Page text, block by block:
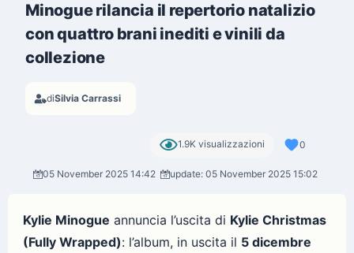
Minogue rilancia il repertorio natalizio
con quattro brani inediti e vinili da
collezione
diSilvia Carrassi
1.9K visualizzazioni 0
05 November 2025 14:42 update: 05 November 2025 15:02
Kylie Minogue annuncia l’uscita di Kylie Christmas
(Fully Wrapped): l’album, in uscita il 5 dicembre